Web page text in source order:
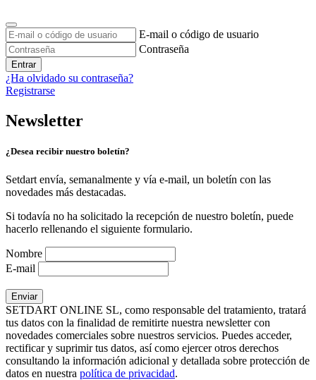
E-mail o código de usuario
Contraseña
Entrar
¿Ha olvidado su contraseña?
Registrarse
Newsletter
¿Desea recibir nuestro boletín?
Setdart envía, semanalmente y vía e-mail, un boletín con las
novedades más destacadas.
Si todavía no ha solicitado la recepción de nuestro boletín, puede
hacerlo rellenando el siguiente formulario.
Nombre
E-mail
SETDART ONLINE SL, como responsable del tratamiento, tratará
tus datos con la finalidad de remitirte nuestra newsletter con
novedades comerciales sobre nuestros servicios. Puedes acceder,
rectificar y suprimir tus datos, así como ejercer otros derechos
consultando la información adicional y detallada sobre protección de
datos en nuestra política de privacidad.